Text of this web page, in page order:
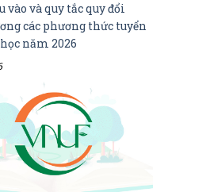
vào và quy tắc quy đổi
các phương thức tuyển
năm 2026